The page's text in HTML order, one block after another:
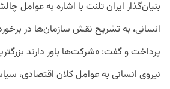
بنیان‌گذار ایران تلنت با اشاره به عوامل
انسانی، به تشریح نقش سازمان‌ها در
پرداخت و گفت‌: «شرکت‌ها باور دارند
نیروی انسانی به عوامل کلان اقتصادی،